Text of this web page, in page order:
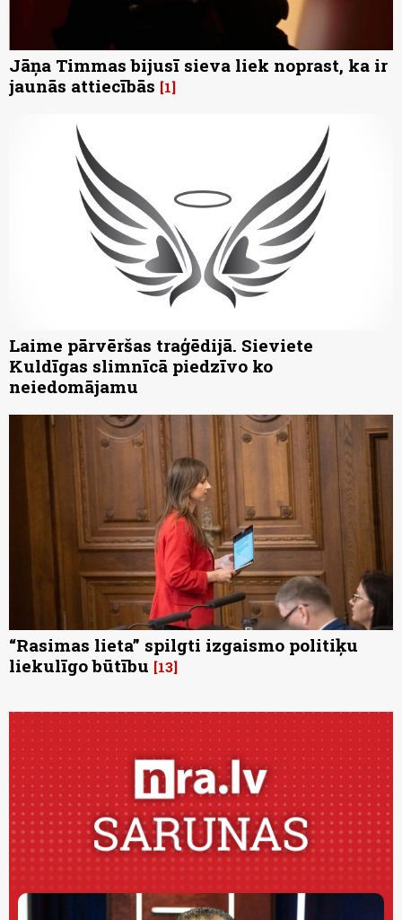
Jāņa Timmas bijusī sieva liek noprast, ka ir
jaunās attiecībās 1
Laime pārvēršas traģēdijā. Sieviete
Kuldīgas slimnīcā piedzīvo ko
neiedomājamu
“Rasimas lieta” spilgti izgaismo politiķu
liekulīgo būtību 13